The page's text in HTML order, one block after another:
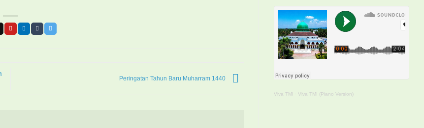
Peringatan Tahun Baru Muharram 1440
Viva TMI · Viva TMI (Piano Version)